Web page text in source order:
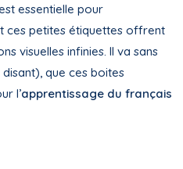
essentielle pour
ces petites étiquettes offrent
visuelles infinies. Il va sans
que ces boites
l’apprentissage du français